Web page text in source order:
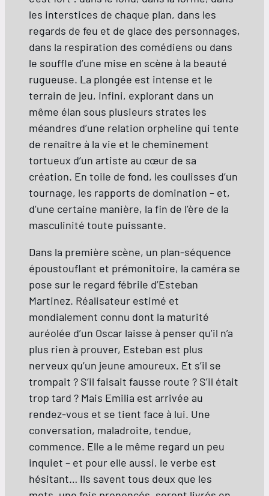
les interstices de chaque plan, dans les
regards de feu et de glace des personnages,
dans la respiration des comédiens ou dans
le souffle d’une mise en scène à la beauté
rugueuse. La plongée est intense et le
terrain de jeu, infini, explorant dans un
même élan sous plusieurs strates les
méandres d’une relation orpheline qui tente
de renaître à la vie et le cheminement
tortueux d’un artiste au cœur de sa
création. En toile de fond, les coulisses d’un
tournage, les rapports de domination – et,
d’une certaine manière, la fin de l’ère de la
masculinité toute puissante.
Dans la première scène, un plan-séquence
époustouflant et prémonitoire, la caméra se
pose sur le regard fébrile d’Esteban
Martinez. Réalisateur estimé et
mondialement connu dont la maturité
auréolée d’un Oscar laisse à penser qu’il n’a
plus rien à prouver, Esteban est plus
nerveux qu’un jeune amoureux. Et s’il se
trompait ? S’il faisait fausse route ? S’il était
trop tard ? Mais Emilia est arrivée au
rendez-vous et se tient face à lui. Une
conversation, maladroite, tendue,
commence. Elle a le même regard un peu
inquiet – et pour elle aussi, le verbe est
hésitant… Ils savent tous deux que les